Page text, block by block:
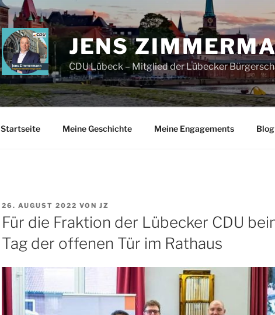
JENS
CDU Lübeck – Mitglied der Lübecker
Startseite Meine Geschichte Meine Engagements Blog
VERÖFFENTLICHT
AM
26. AUGUST 2022 VON JZ
Für die Fraktion der Lübecker CDU
Tag der offenen Tür im Rathaus